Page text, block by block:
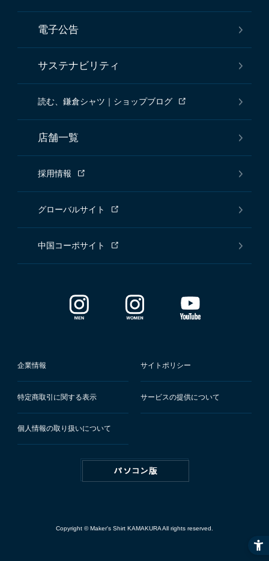
電子公告
サステナビリティ
読む、鎌倉シャツ｜ショップブログ
店舗一覧
採用情報
グローバルサイト
中国コーポサイト
企業情報 サイトポリシー
特定商取引に関する表示 サービスの提供について
個人情報の取り扱いについて
Copyright © Maker's Shirt KAMAKURA All rights reserved.